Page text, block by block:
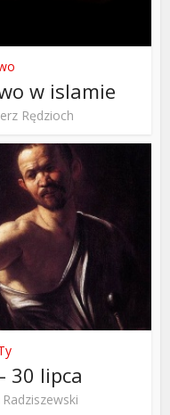
w islamie
Rędzioch
30 lipca